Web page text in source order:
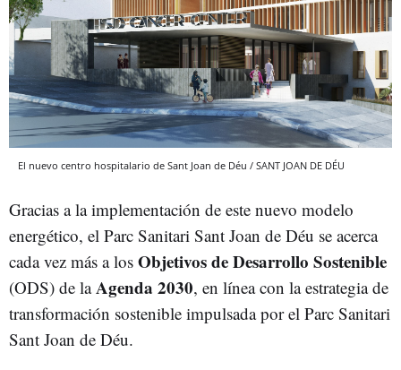
El nuevo centro hospitalario de Sant Joan de Déu / SANT JOAN DE DÉU
Gracias a la implementación de este nuevo modelo
energético, el Parc Sanitari Sant Joan de Déu se acerca
cada vez más a los Objetivos de Desarrollo Sostenible
(ODS) de laAgenda 2030, en línea con la estrategia de
transformación sostenible impulsada por el Parc Sanitari
Sant Joan de Déu.